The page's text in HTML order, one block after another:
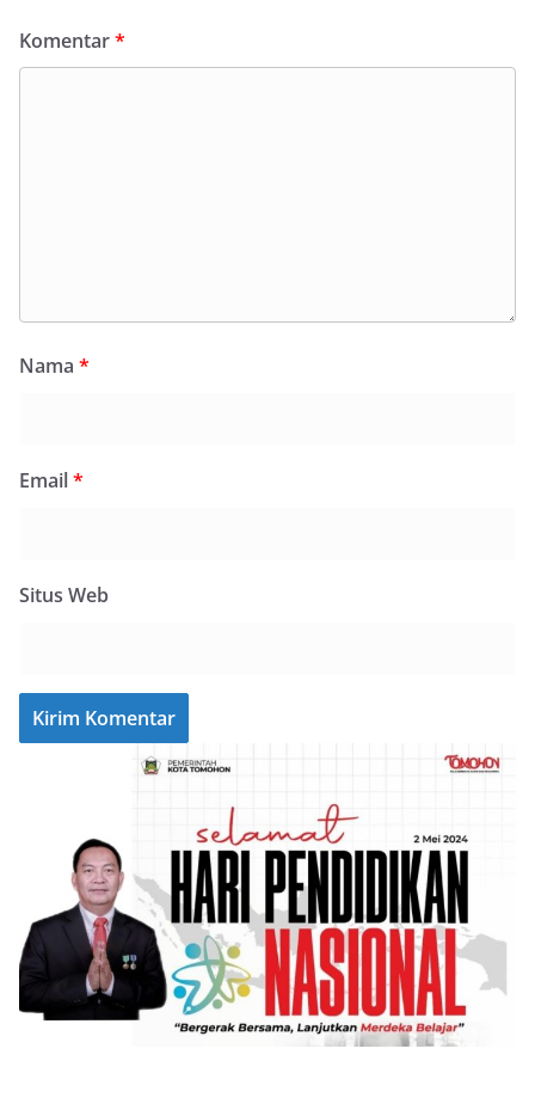
Komentar*
Nama *
Email*
Situs Web